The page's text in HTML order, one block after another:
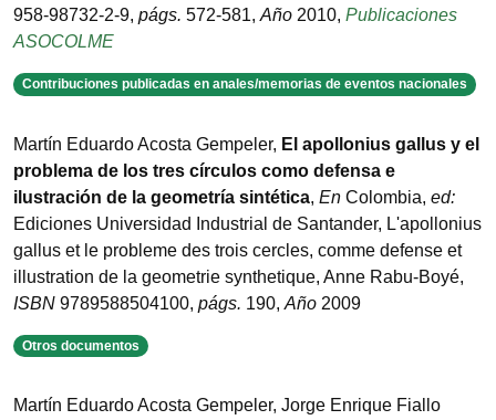
958-98732-2-9, págs. 572-581, Año 2010, Publicaciones
ASOCOLME
Contribuciones publicadas en anales/memorias de eventos nacionales
Martín Eduardo Acosta Gempeler, El apollonius gallus y el
problema de los tres círculos como defensa e
ilustración de la geometría sintética, En Colombia, ed:
Ediciones Universidad Industrial de Santander, L'apollonius
gallus et le probleme des trois cercles, comme defense et
illustration de la geometrie synthetique, Anne Rabu-Boyé,
ISBN 9789588504100, págs. 190, Año 2009
Otros documentos
Martín Eduardo Acosta Gempeler, Jorge Enrique Fiallo